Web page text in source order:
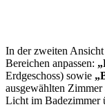
In der zweiten
Bereichen anpassen:
Erdgeschoss) sowie
ausgewählten Zimmer
Licht im Badezimmer